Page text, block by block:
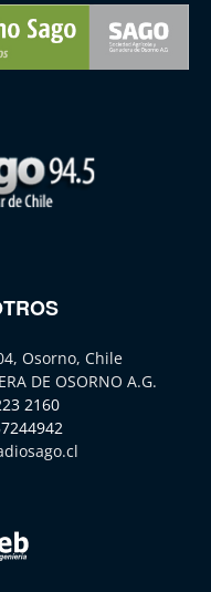
Osorno, Chile
DE OSORNO A.G.
2160